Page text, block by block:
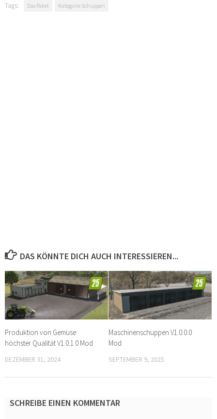
Tags: Das Paket Kategorie Schuppen
DAS KÖNNTE DICH AUCH INTERESSIEREN...
Produktion von Gemüse
höchster Qualität V1.0.1.0 Mod
DEZEMBER 31, 2024
Maschinenschuppen V1.0.0.0
Mod
SEPTEMBER 9, 2025
SCHREIBE EINEN KOMMENTAR